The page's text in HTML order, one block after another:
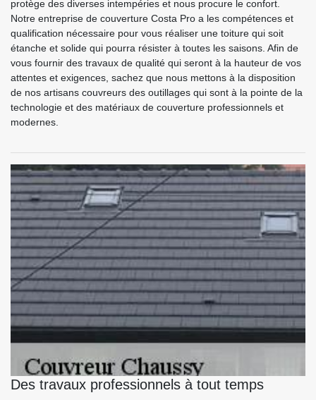
protège des diverses intempéries et nous procure le confort.
Notre entreprise de couverture Costa Pro a les compétences et
qualification nécessaire pour vous réaliser une toiture qui soit
étanche et solide qui pourra résister à toutes les saisons. Afin de
vous fournir des travaux de qualité qui seront à la hauteur de vos
attentes et exigences, sachez que nous mettons à la disposition
de nos artisans couvreurs des outillages qui sont à la pointe de la
technologie et des matériaux de couverture professionnels et
modernes.
Des travaux professionnels à tout temps